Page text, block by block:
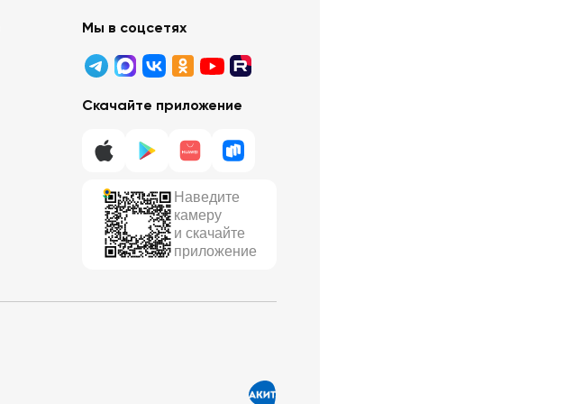
Мы в соцсетях
Скачайте приложение
Наведите
камеру
и скачайте
приложение